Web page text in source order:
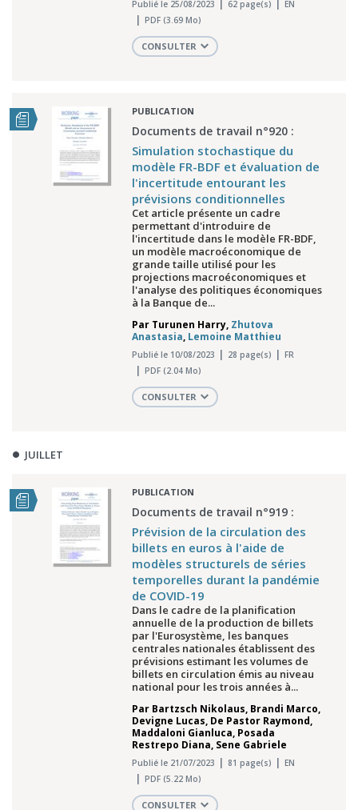
Publié le 25/08/2023 62 page(s)
EN
PDF (3.69 Mo)
CONSULTER
PUBLICATION
Documents de travail n°920 :
Simulation stochastique du
modèle FR-BDF et évaluation de
l'incertitude entourant les
prévisions conditionnelles
Cet article présente un cadre
permettant d'introduire de
l'incertitude dans le modèle FR-BDF,
un modèle macroéconomique de
grande taille utilisé pour les
projections macroéconomiques et
l'analyse des politiques économiques
à la Banque de...
Par Turunen Harry, Zhutova
Anastasia, Lemoine Matthieu
Publié le 10/08/2023 28 page(s)
FR
PDF (2.04 Mo)
CONSULTER
JUILLET
PUBLICATION
Documents de travail n°919 :
Prévision de la circulation des
billets en euros à l'aide de
modèles structurels de séries
temporelles durant la pandémie
de COVID-19
Dans le cadre de la planification
annuelle de la production de billets
par l'Eurosystème, les banques
centrales nationales établissent des
prévisions estimant les volumes de
billets en circulation émis au niveau
national pour les trois années à...
Par Bartzsch Nikolaus, Brandi Marco,
Devigne Lucas, De Pastor Raymond,
Maddaloni Gianluca, Posada
Restrepo Diana, Sene Gabriele
Publié le 21/07/2023 81 page(s)
EN
PDF (5.22 Mo)
CONSULTER